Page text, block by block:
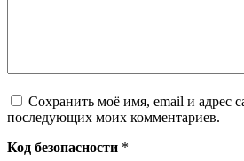
Сохранить моё имя, email и адрес
последующих моих комментариев.
Код безопасности *